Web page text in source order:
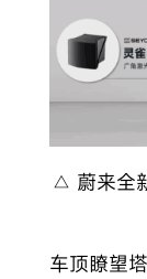
△ 蔚来全
车顶瞭望